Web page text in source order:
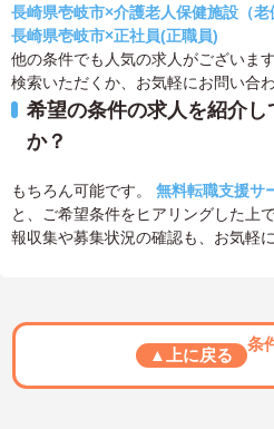
長崎県壱岐市×介護老人保健施設（老
長崎県壱岐市×正社員(正職員)
他の条件でも人気の求人がございま
検索いただくか、お気軽にお問い合
希望の条件の求人を紹介
か？
もちろん可能です。 無料転職支援サ
と、ご希望条件をヒアリングした上
報収集や募集状況の確認も、お気軽
▲上に戻る
条